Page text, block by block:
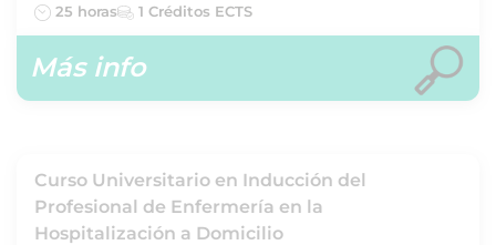
25 horas 1 Créditos ECTS
Más info
Curso Universitario en Inducción del
Profesional de Enfermería en la
Hospitalización a Domicilio